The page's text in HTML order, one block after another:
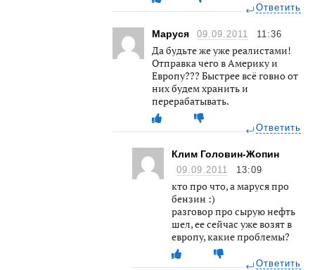
Ответить
Маруся 09.09.2011 11:36
Да будьте же уже реалистами!
Отправка чего в Америку и
Европу??? Быстрее всё говно от
них будем хранить и
перерабатывать.
Ответить
Клим Головин-Жопин
09.09.2011 13:09
кто про что, а маруся про
бензин :)
разговор про сырую нефть
шел, ее сейчас уже возят в
европу, какие проблемы?
Ответить